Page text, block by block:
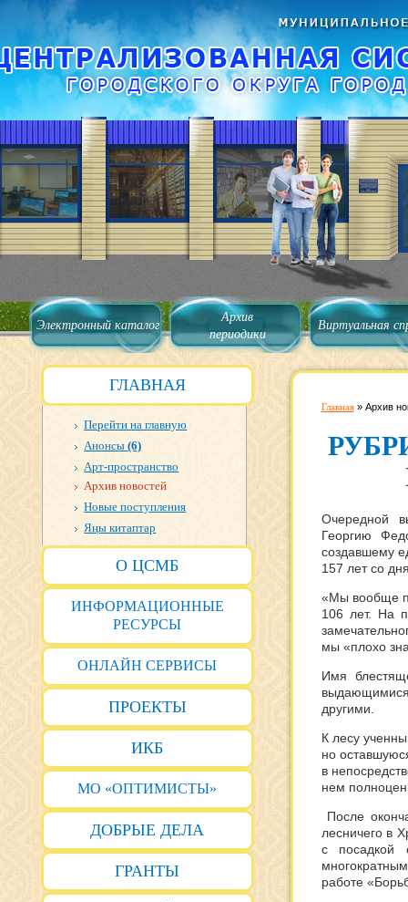
Электронный каталог
Архив
периодики
Виртуальная
ГЛАВНАЯ
Перейти на главную
Анонсы(6)
Арт-пространство
Архив новостей
Новые поступления
Яңы китаптар
О ЦСМБ
ИНФОРМАЦИОННЫЕ
РЕСУРСЫ
ОНЛАЙН СЕРВИСЫ
ПРОЕКТЫ
ИКБ
МО «ОПТИМИСТЫ»
ДОБРЫЕ ДЕЛА
ГРАНТЫ
Главная» Архив
Очередной
Георгию
создавшему
157 лет со
«Мы вообще
106 лет. На
мы «плохо
Имя
другими.
К лесу
но
в
нем
После
лесничего в
с посадкой
работе